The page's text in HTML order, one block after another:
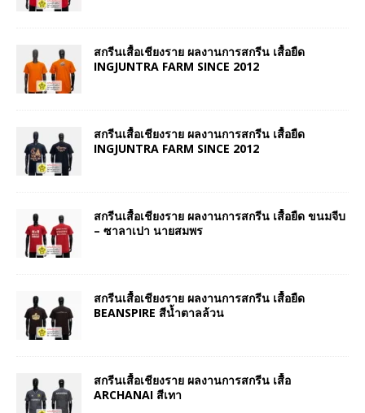
สกรีนเสื้อเชียงราย ผลงานการสกรีน เสื้อยืด
INGJUNTRA FARM SINCE 2012
สกรีนเสื้อเชียงราย ผลงานการสกรีน เสื้อยืด
INGJUNTRA FARM SINCE 2012
สกรีนเสื้อเชียงราย ผลงานการสกรีน เสื้อยืด ขนมจีบ
– ซาลาเปา นายสมพร
สกรีนเสื้อเชียงราย ผลงานการสกรีน เสื้อยืด
BEANSPIRE สีน้ำตาลล้วน
สกรีนเสื้อเชียงราย ผลงานการสกรีน เสื้อ
ARCHANAI สีเทา